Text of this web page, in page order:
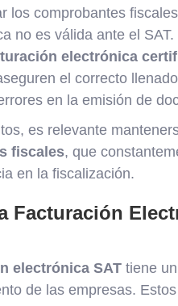
los comprobantes
no es válida ante el SAT.
electrónica
el correcto
en la emisión de
es relevante
fiscales, que
en la fiscalización.
Facturación
electrónica SATtiene un
de las empresas.